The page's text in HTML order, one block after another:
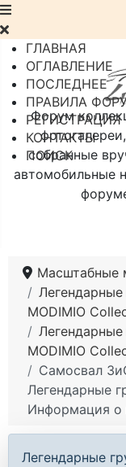
Форум
собранные
автомобильные
ГЛАВНАЯ
ОГЛАВЛЕНИЕ
ПОСЛЕДНЕЕ
ПРАВИЛА
РЕГИСТРАЦИЯ
КОНТАКТЫ
ПОИСК
Масштабные
MODIMIO
MODIMIO
Самосвал
Легендарные
Информация о
Легендарные